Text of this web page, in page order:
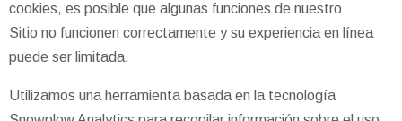
cookies, es posible que algunas funciones de nuestro
Sitio no funcionen correctamente y su experiencia en línea
puede ser limitada.
Utilizamos una herramienta basada en la tecnología